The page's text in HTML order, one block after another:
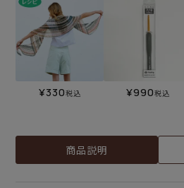
¥330税込 ¥990税込
商品説明